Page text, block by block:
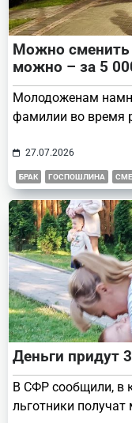
Можно сменить
можно – за 5
Молодоженам
фамилии во время
27.07.2026
БРАК ГОСПОШЛИНА
Деньги придут
В СФР сообщили, в
льготники получат